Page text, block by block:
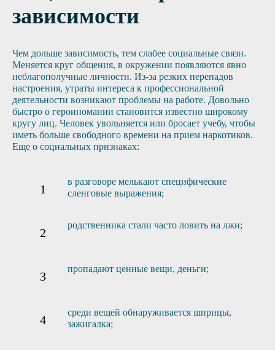
зависимости
Чем дольше зависимость, тем слабее социальные связи.
Меняется круг общения, в окружении появляются явно
неблагополучные личности. Из-за резких перепадов
настроения, утраты интереса к профессиональной
деятельности возникают проблемы на работе. Довольно
быстро о героиномании становится известно широкому
кругу лиц. Человек увольняется или бросает учебу, чтобы
иметь больше свободного времени на прием наркотиков.
Еще о социальных признаках:
в разговоре мелькают специфические
сленговые выражения;
родственника стали часто ловить на лжи;
пропадают ценные вещи, деньги;
среди вещей обнаруживается шприцы,
зажигалка;